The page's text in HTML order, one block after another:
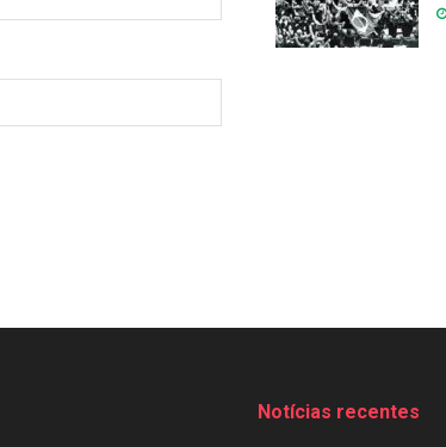
Notícias recentes